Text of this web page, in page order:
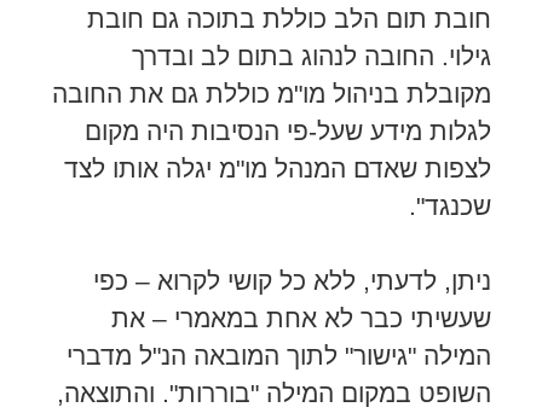
חובת תום הלב כוללת בתוכה גם חובת
גילוי. החובה לנהוג בתום לב ובדרך
מקובלת בניהול מו"מ כוללת גם את החובה
לגלות מידע שעל-פי הנסיבות היה מקום
לצפות שאדם המנהל מו"מ יגלה אותו לצד
שכנגד".
ניתן, לדעתי, ללא כל קושי לקרוא – כפי
שעשיתי כבר לא אחת במאמרי – את
המילה "גישור" לתוך המובאה הנ"ל מדברי
השופט במקום המילה "בוררות". והתוצאה,